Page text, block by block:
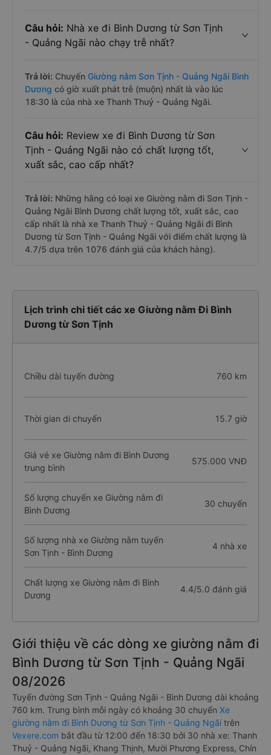
Câu hỏi: Nhà xe đi Bình Dương từ Sơn Tịnh
- Quảng Ngãi nào chạy trễ nhất?
Trả lời: Chuyến Giường nằm Sơn Tịnh - Quảng Ngãi Bình
Dương có giờ xuất phát trễ (muộn) nhất là vào lúc
18:30 là của nhà xe Thanh Thuỷ - Quảng Ngãi.
Câu hỏi: Review xe đi Bình Dương từ Sơn
Tịnh - Quảng Ngãi nào có chất lượng tốt,
xuất sắc, cao cấp nhất?
Trả lời: Những hãng có loại xe Giường nằm đi Sơn Tịnh -
Quảng Ngãi Bình Dương chất lượng tốt, xuất sắc, cao
cấp nhất là nhà xe Thanh Thuỷ - Quảng Ngãi đi Bình
Dương từ Sơn Tịnh - Quảng Ngãi với điểm chất lượng là
4.7/5 dựa trên 1076 đánh giá của khách hàng).
Lịch trình chi tiết các xe Giường nằm Đi Bình
Dương từ Sơn Tịnh
Chiều dài tuyến đường 760 km
Thời gian di chuyển 15.7 giờ
Giá vé xe Giường nằm đi Bình Dương
trung bình
575.000 VNĐ
Số lượng chuyến xe Giường nằm đi
Bình Dương
30 chuyến
Số lượng nhà xe Giường nằm tuyến
Sơn Tịnh - Bình Dương
4 nhà xe
Chất lượng xe Giường nằm đi Bình
Dương
4.4/5.0 đánh giá
Giới thiệu về các dòng xe giường nằm đi
Bình Dương từ Sơn Tịnh - Quảng Ngãi
08/2026
Tuyến đường Sơn Tịnh - Quảng Ngãi - Bình Dương dài khoảng
760 km. Trung bình mỗi ngày có khoảng 30 chuyến Xe
giường nằm đi Bình Dương từ Sơn Tịnh - Quảng Ngãi trên
Vexere.com bắt đầu từ 12:00 đến 18:30 bởi 30 nhà xe: Thanh
Thuỷ - Quảng Ngãi, Khang Thịnh, Mười Phương Express, Chín